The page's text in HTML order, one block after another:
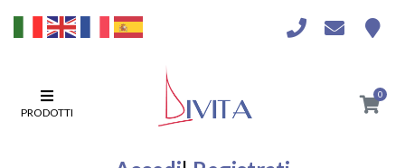
PRODOTTI
0